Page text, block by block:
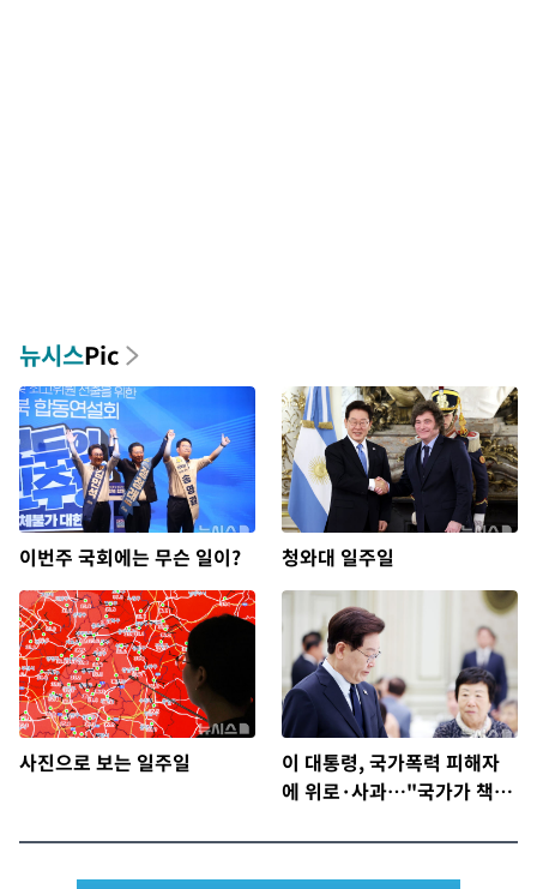
뉴시스Pic
이번주 국회에는 무슨 일이? 청와대 일주일
사진으로 보는 일주일
이 대통령, 국가폭력 피해자
에 위로·사과…"국가가 책임